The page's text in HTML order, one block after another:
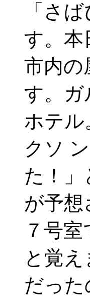
「さ
す。本
市内の
す。ガ
ホテル
クソ
た！
が予
７号
と覚
だっ